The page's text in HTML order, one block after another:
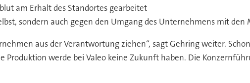
am Erhalt des Standortes gearbeitet
sondern auch gegen den Umgang des Unternehmens mit den
aus der Verantwortung ziehen“, sagt Gehring weiter.
werde bei Valeo keine Zukunft haben. Die